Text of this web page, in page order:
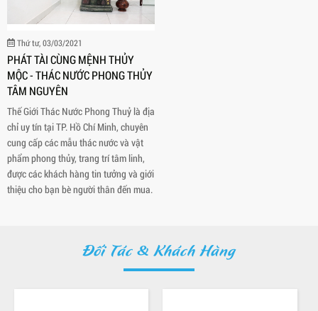
Thứ tư, 03/03/2021
PHÁT TÀI CÙNG MỆNH THỦY
MỘC - THÁC NƯỚC PHONG THỦY
TÂM NGUYÊN
Thế Giới Thác Nước Phong Thuỷ là địa
chỉ uy tín tại TP. Hồ Chí Minh, chuyên
cung cấp các mẫu thác nước và vật
phẩm phong thủy, trang trí tâm linh,
được các khách hàng tin tưởng và giới
thiệu cho bạn bè người thân đến mua.
Đối Tác & Khách Hàng